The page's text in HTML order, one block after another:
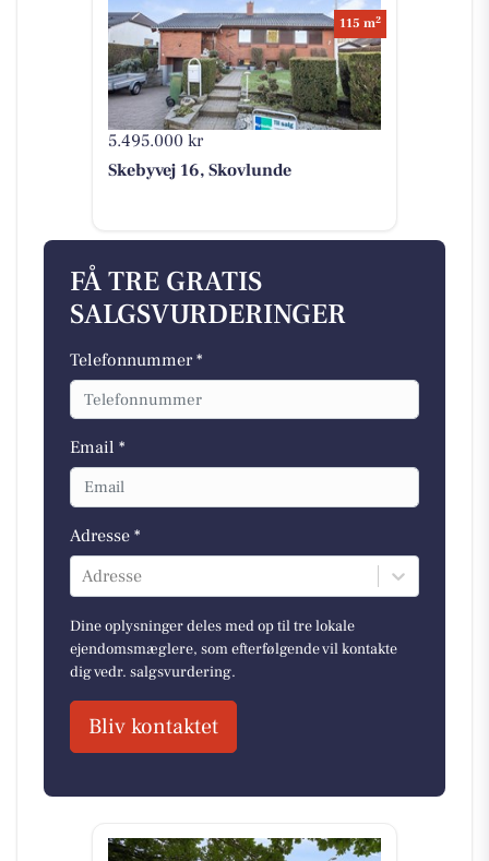
5.495.000 kr
115 m2
Skebyvej 16, Skovlunde
FÅ TRE GRATIS
SALGSVURDERINGER
Telefonnummer *
Email *
Adresse *
Adresse
Dine oplysninger deles med op til tre lokale
ejendomsmæglere, som efterfølgende vil kontakte
dig vedr. salgsvurdering.
Bliv kontaktet